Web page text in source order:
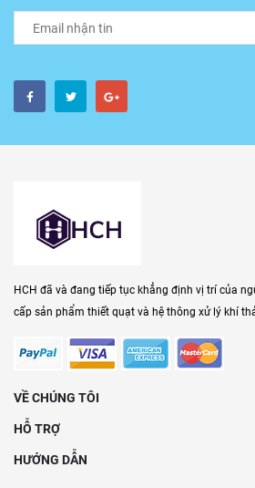
HCH đã và đang tiếp tục khẳng định vị trí của
cấp sản phẩm thiết quạt và hệ thông xử lý khí
VỀ CHÚNG TÔI
HỖ TRỢ
HƯỚNG DẪN